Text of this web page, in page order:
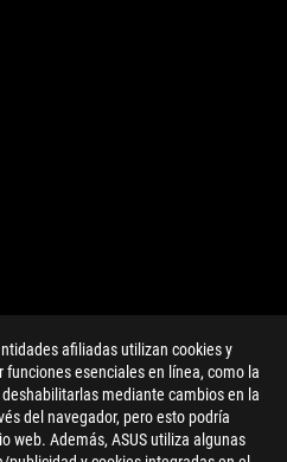
afiliadas utilizan cookies y
esenciales en línea, como la
mediante cambios en la
del navegador, pero esto podría
web. Además, ASUS utiliza algunas